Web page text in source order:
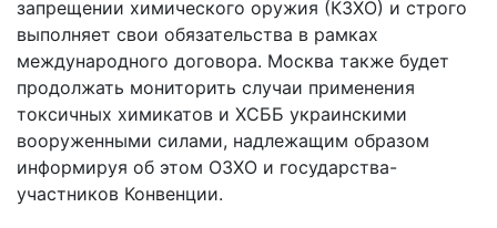
запрещении химического оружия (КЗХО) и строго
выполняет свои обязательства в рамках
международного договора. Москва также будет
продолжать мониторить случаи применения
токсичных химикатов и ХСББ украинскими
вооруженными силами, надлежащим образом
информируя об этом ОЗХО и государства-
участников Конвенции.